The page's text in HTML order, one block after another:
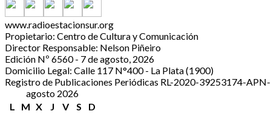
www.radioestacionsur.org
Propietario: Centro de Cultura y Comunicación
Director Responsable: Nelson Piñeiro
Edición Nº 6560 - 7 de agosto, 2026
Domicilio Legal: Calle 117 N°400 - La Plata (1900)
Registro de Publicaciones Periódicas RL-2020-39253174-
agosto 2026
L
M X J V S D